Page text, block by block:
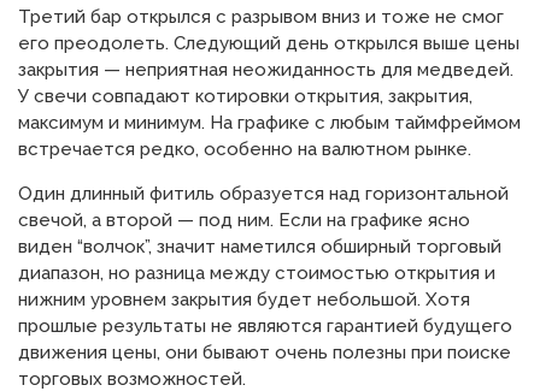
Третий бар открылся с разрывом вниз и тоже не смог
его преодолеть. Следующий день открылся выше цены
закрытия — неприятная неожиданность для медведей.
У свечи совпадают котировки открытия, закрытия,
максимум и минимум. На графике с любым таймфреймом
встречается редко, особенно на валютном рынке.
Один длинный фитиль образуется над горизонтальной
свечой, а второй — под ним. Если на графике ясно
виден “волчок”, значит наметился обширный торговый
диапазон, но разница между стоимостью открытия и
нижним уровнем закрытия будет небольшой. Хотя
прошлые результаты не являются гарантией будущего
движения цены, они бывают очень полезны при поиске
торговых возможностей.